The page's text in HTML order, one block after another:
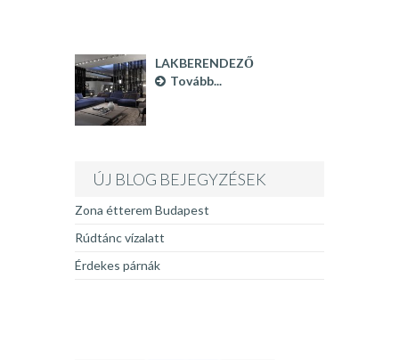
LAKBERENDEZŐ
BUDAPEST
Tovább...
ÚJ BLOG BEJEGYZÉSEK
Zona étterem Budapest
Rúdtánc vízalatt
Érdekes párnák